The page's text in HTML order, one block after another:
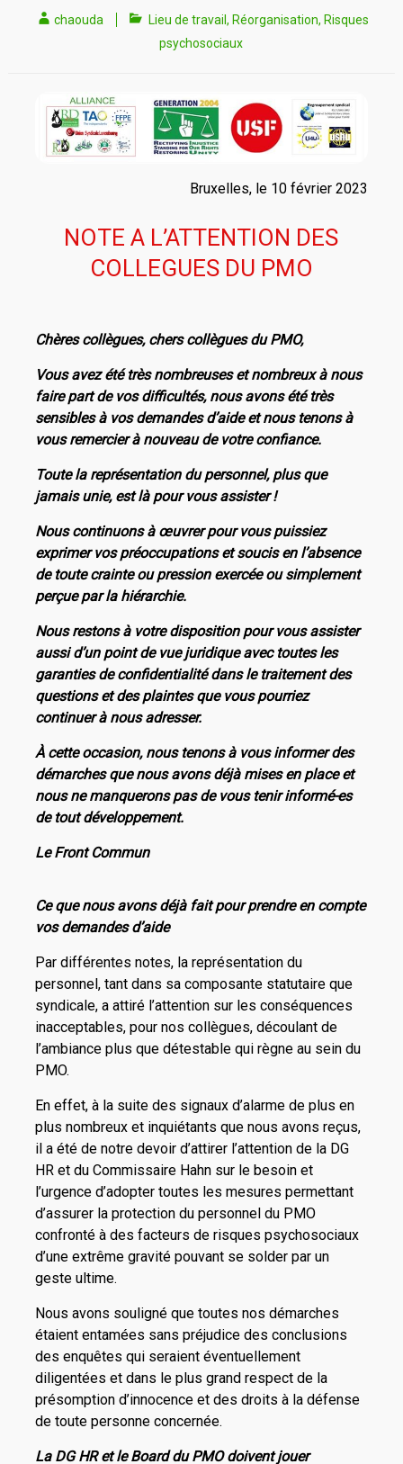
chaouda Lieu de travail , Réorganisation, Risques
psychosociaux
Bruxelles, le 10 février 2023
NOTE A L’ATTENTION DES
COLLEGUES DU PMO
Chères collègues, chers collègues du PMO,
Vous avez été très nombreuses et nombreux à nous
faire part de vos difficultés, nous avons été très
sensibles à vos demandes d’aide et nous tenons à
vous remercier à nouveau de votre confiance.
Toute la représentation du personnel, plus que
jamais unie, est là pour vous assister !
Nous continuons à œuvrer pour vous puissiez
exprimer vos préoccupations et soucis en l’absence
de toute crainte ou pression exercée ou simplement
perçue par la hiérarchie.
Nous restons à votre disposition pour vous assister
aussi d’un point de vue juridique avec toutes les
garanties de confidentialité dans le traitement des
questions et des plaintes que vous pourriez
continuer à nous adresser.
À cette occasion, nous tenons à vous informer des
démarches que nous avons déjà mises en place et
nous ne manquerons pas de vous tenir informé-es
de tout développement.
Le Front Commun
Ce que nous avons déjà fait pour prendre en compte
vos demandes d’aide
Par différentes notes, la représentation du
personnel, tant dans sa composante statutaire que
syndicale, a attiré l’attention sur les conséquences
inacceptables, pour nos collègues, découlant de
l’ambiance plus que détestable qui règne au sein du
PMO.
En effet, à la suite des signaux d’alarme de plus en
plus nombreux et inquiétants que nous avons reçus,
il a été de notre devoir d’attirer l’attention de la DG
HR et du Commissaire Hahn sur le besoin et
l’urgence d’adopter toutes les mesures permettant
d’assurer la protection du personnel du PMO
confronté à des facteurs de risques psychosociaux
d’une extrême gravité pouvant se solder par un
geste ultime.
Nous avons souligné que toutes nos démarches
étaient entamées sans préjudice des conclusions
des enquêtes qui seraient éventuellement
diligentées et dans le plus grand respect de la
présomption d’innocence et des droits à la défense
de toute personne concernée.
La DG HR et le Board du PMO doivent jouer